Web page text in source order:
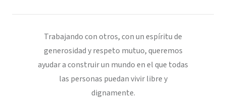
Trabajando con otros, con un espíritu de
generosidad y respeto mutuo, queremos
ayudar a construir un mundo en el que todas
las personas puedan vivir libre y
dignamente.